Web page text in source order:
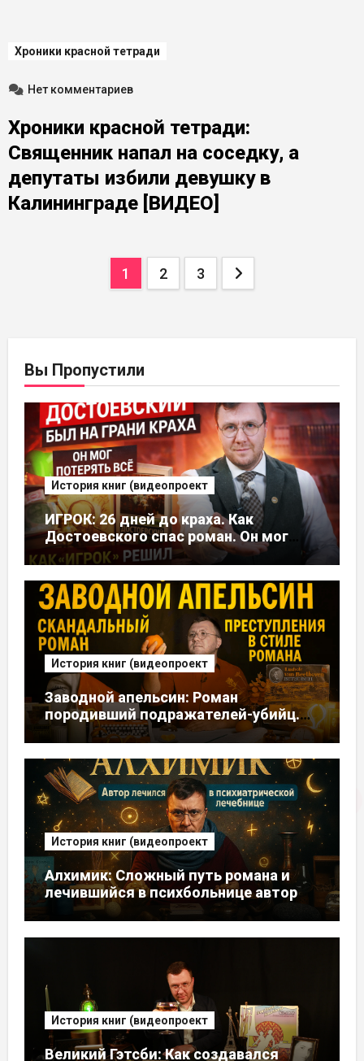
Хроники красной тетради
Нет комментариев
Хроники красной тетради:
Священник напал на соседку, а
депутаты избили девушку в
Калининграде [ВИДЕО]
Пагинация
1 2 3
Вы Пропустили
История книг (видеопроект
ИГРОК: 26 дней до краха. Как
Достоевского спас роман. Он мог
потерять все, но это стало его
судьбой
История книг (видеопроект
Заводной апельсин: Роман
породивший подражателей-убийц.
Автор писал его, думая, что умирает
История книг (видеопроект
Алхимик: Сложный путь романа и
лечившийся в психбольнице автор
История книг (видеопроект
Великий Гэтсби: Как создавался